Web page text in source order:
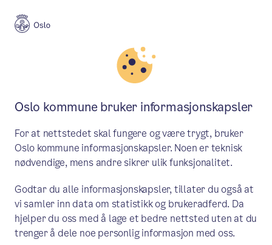
Redusert skolefravær med
AV1?
Bydel Vestre Aker har tre AV1 som skal
bidra til å hindre utenforskap i skolen.
Med AV1 ønsker bydelen å kunne bidra til
å gi inkludering og tilstedeværelse for
Oslo kommune bruker informasjonskapsler
For at nettstedet skal fungere og være trygt, bruker
Oslo kommune informasjonskapsler. Noen er teknisk
nødvendige, mens andre sikrer ulik funksjonalitet.
Godtar du alle informasjonskapsler, tillater du også at
vi samler inn data om statistikk og brukeradferd. Da
hjelper du oss med å lage et bedre nettsted uten at du
trenger å dele noe personlig informasjon med oss.